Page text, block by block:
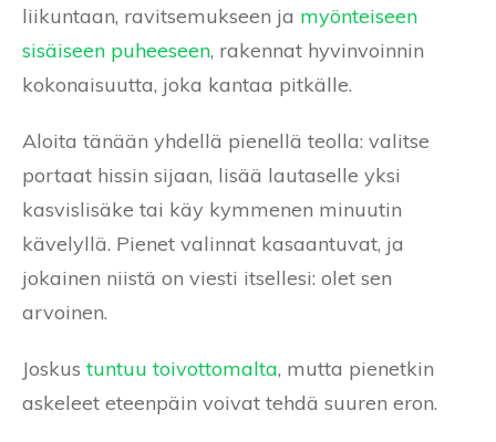
liikuntaan, ravitsemukseen ja myönteiseen
sisäiseen puheeseen, rakennat hyvinvoinnin
kokonaisuutta, joka kantaa pitkälle.
Aloita tänään yhdellä pienellä teolla: valitse
portaat hissin sijaan, lisää lautaselle yksi
kasvislisäke tai käy kymmenen minuutin
kävelyllä. Pienet valinnat kasaantuvat, ja
jokainen niistä on viesti itsellesi: olet sen
arvoinen.
Joskustuntuu toivottomalta, mutta pienetkin
askeleet eteenpäin voivat tehdä suuren eron.